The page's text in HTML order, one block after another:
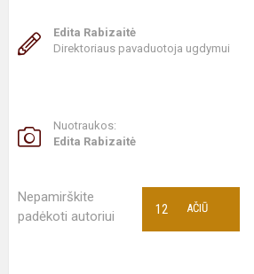
Edita Rabizaitė
Direktoriaus pavaduotoja ugdymui
Nuotraukos:
Edita Rabizaitė
Nepamirškite
padėkoti autoriui
AČIŪ
12